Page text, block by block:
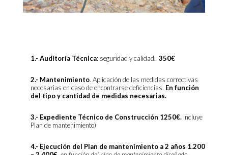
1.- Auditoría Técnica: seguridad y calidad. 350€
2.- Mantenimiento. Aplicación de las medidas correctivas
necesarias en caso de encontrarse deficiencias. En función
del tipo y cantidad de medidas necesarias.
3.- Expediente Técnico de Construcción 1250€. incluye
Plan de mantenimiento)
4.- Ejecución del Plan de mantenimiento a 2 años 1.200